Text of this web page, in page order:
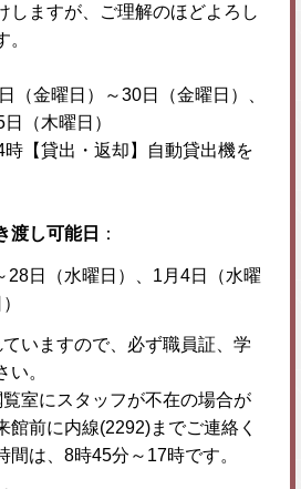
しますが、ご理解のほどよろし
（金曜日）～30日（金曜日）、
（木曜日）
時【貸出・返却】自動貸出機を
渡し可能日 ：
28日（水曜日）、1月4日（水曜
いますので、必ず職員証、学
。
室にスタッフが不在の場合が
館前に内線(2292)までご連絡く
間は、8時45分～17時です。